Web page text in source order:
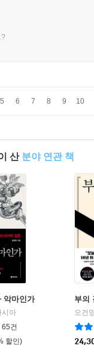
5 6 7 8 9 10
산 분야 연관 책
악마인가
시아
65건
할인)
부의
오건